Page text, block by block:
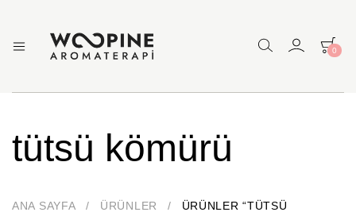
Çakra
Çeşitli
Aromaterapi
Ürünler
0
ANA SAYFA / ÜRÜNLER /
ÜRÜNLER “TÜTSÜ
tütsü kömürü